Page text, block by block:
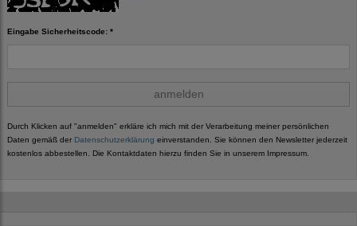
Eingabe Sicherheitscode: *
anmelden
Durch Klicken auf "anmelden" erkläre ich mich mit der Verarbeitung meiner persönlichen
Daten gemäß der Datenschutzerklärung einverstanden. Sie können den Newsletter jederzeit
kostenlos abbestellen. Die Kontaktdaten hierzu finden Sie in unserem Impressum.